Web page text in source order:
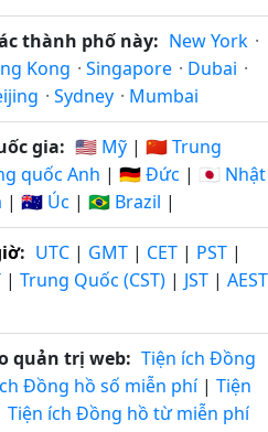
thành phố này: New York ·
Kong · Singapore · Dubai ·
· Sydney · Mumbai
gia: 🇺🇸 Mỹ | 🇨🇳 Trung
quốc Anh | 🇩🇪 Đức | 🇯🇵 Nhật
| 🇦🇺 Úc | 🇧🇷 Brazil |
: UTC | GMT | CET | PST |
| Trung Quốc (CST) | JST | AEST
quản trị web: Tiện ích Đồng
Đồng hồ số miễn phí| Tiện
Tiện ích Đồng hồ từ miễn phí